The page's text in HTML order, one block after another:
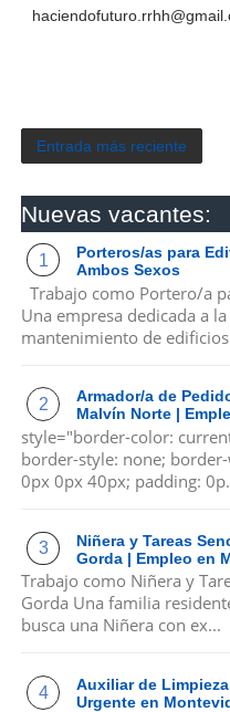
Entrada más reciente
Nuevas vacantes:
Porteros/as para
Ambos Sexos
Trabajo como Portero/a
Una empresa dedicada a
mantenimiento de
Armador/a de
Malvín Norte |
style="border-color:
border-style: none;
0px 0px 40px; padding:
Niñera y Tareas
Gorda | Empleo en
Trabajo como Niñera y
Gorda Una familia
busca una Niñera con ex...
Auxiliar de
Urgente en